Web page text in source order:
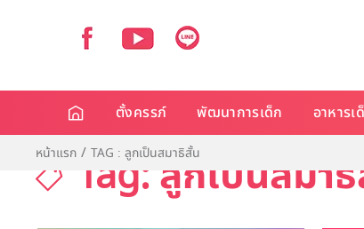
ตั้งครรภ์ พัฒนาการเด็ก อาหารเ
หน้าแรก TAG : ลูกเป็นสมาธิสั้น
Tag: ลูกเป็นสมา